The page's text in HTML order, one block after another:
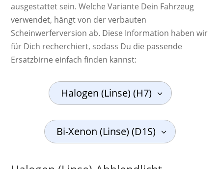
ausgestattet sein. Welche Variante Dein Fahrzeug
verwendet, hängt von der verbauten
Scheinwerferversion ab. Diese Information haben wir
für Dich recherchiert, sodass Du die passende
Ersatzbirne einfach finden kannst:
Halogen (Linse) (H7)
Bi-Xenon (Linse) (D1S)